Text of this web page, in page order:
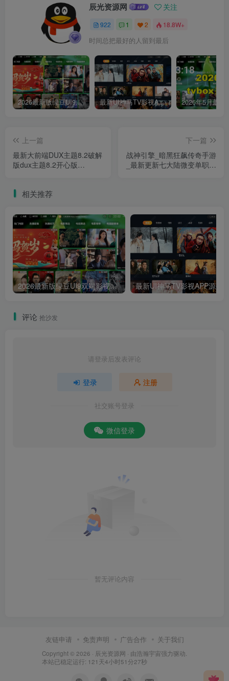
辰光资源网 关注
922 1 2 18.8W+
时间总把最好的人留到最后
2026最新版绿豆UI9双端影视APP源码 最新UI神马TV影视APP源码 乐檬影视苹果CMS后台 包含前后端源码
上一篇
最新大前端DUX主题8.2破解
版dux主题8.2开心版
下一篇
战神引擎_暗黑狂飙传奇手游
_最新更新七大陆微变单职业
相关推荐
2026最新版绿豆UI9双端影视APP源码
评论 抢沙发
请登录后发表评论
登录 注册
社交账号登录
微信登录
暂无评论内容
友链申请 免责声明 广告合作 关于我们
Copyright © 2026 · 辰光资源网 · 由浩瀚宇宙强力驱动.
本站已稳定运行: 121天4小时51分28秒